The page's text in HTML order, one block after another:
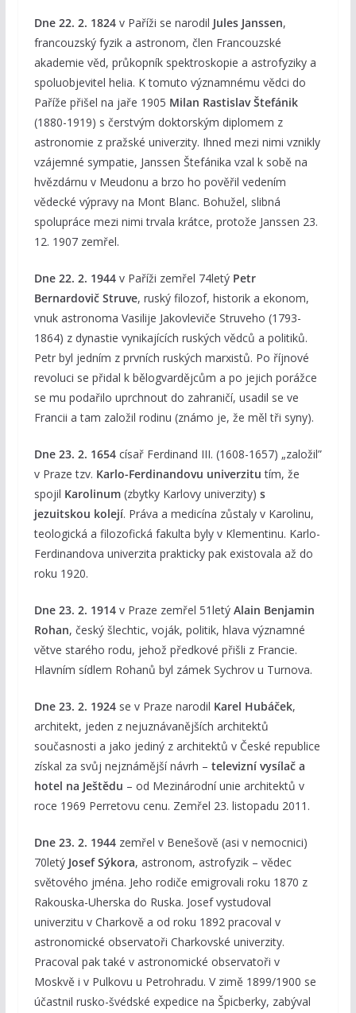
Dne 22. 2. 1824v Paříži se narodil Jules Janssen,
francouzský fyzik a astronom, člen Francouzské
akademie věd, průkopník spektroskopie a astrofyziky a
spoluobjevitel helia. K tomuto významnému vědci do
Paříže přišel na jaře 1905 Milan Rastislav Štefánik
(1880-1919) s čerstvým doktorským diplomem z
astronomie z pražské univerzity. Ihned mezi nimi vznikly
vzájemné sympatie, Janssen Štefánika vzal k sobě na
hvězdárnu v Meudonu a brzo ho pověřil vedením
vědecké výpravy na Mont Blanc. Bohužel, slibná
spolupráce mezi nimi trvala krátce, protože Janssen 23.
12. 1907 zemřel.
Dne 22. 2. 1944v Paříži zemřel 74letý Petr
Bernardovič Struve, ruský filozof, historik a ekonom,
vnuk astronoma Vasilije Jakovleviče Struveho (1793-
1864) z dynastie vynikajících ruských vědců a politiků.
Petr byl jedním z prvních ruských marxistů. Po říjnové
revoluci se přidal k bělogvardějcům a po jejich porážce
se mu podařilo uprchnout do zahraničí, usadil se ve
Francii a tam založil rodinu (známo je, že měl tři syny).
Dne 23. 2. 1654císař Ferdinand III. (1608-1657) „založil”
v Praze tzv. Karlo-Ferdinandovu univerzitu tím, že
spojil Karolinum(zbytky Karlovy univerzity) s
jezuitskou kolejí. Práva a medicína zůstaly v Karolinu,
teologická a filozofická fakulta byly v Klementinu. Karlo-
Ferdinandova univerzita prakticky pak existovala až do
roku 1920.
Dne 23. 2. 1914v Praze zemřel 51letý Alain Benjamin
Rohan, český šlechtic, voják, politik, hlava významné
větve starého rodu, jehož předkové přišli z Francie.
Hlavním sídlem Rohanů byl zámek Sychrov u Turnova.
Dne 23. 2. 1924se v Praze narodil Karel Hubáček,
architekt, jeden z nejuznávanějších architektů
současnosti a jako jediný z architektů v České republice
získal za svůj nejznámější návrh – televizní vysílač a
hotel na Ještědu – od Mezinárodní unie architektů v
roce 1969 Perretovu cenu. Zemřel 23. listopadu 2011.
Dne 23. 2. 1944zemřel v Benešově (asi v nemocnici)
70letý Josef Sýkora, astronom, astrofyzik – vědec
světového jména. Jeho rodiče emigrovali roku 1870 z
Rakouska-Uherska do Ruska. Josef vystudoval
univerzitu v Charkově a od roku 1892 pracoval v
astronomické observatoři Charkovské univerzity.
Pracoval pak také v astronomické observatoři v
Moskvě i v Pulkovu u Petrohradu. V zimě 1899/1900 se
účastnil rusko-švédské expedice na Špicberky, zabýval